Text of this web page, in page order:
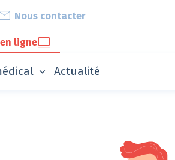
Nous contacter
lignecomputer
Actualité